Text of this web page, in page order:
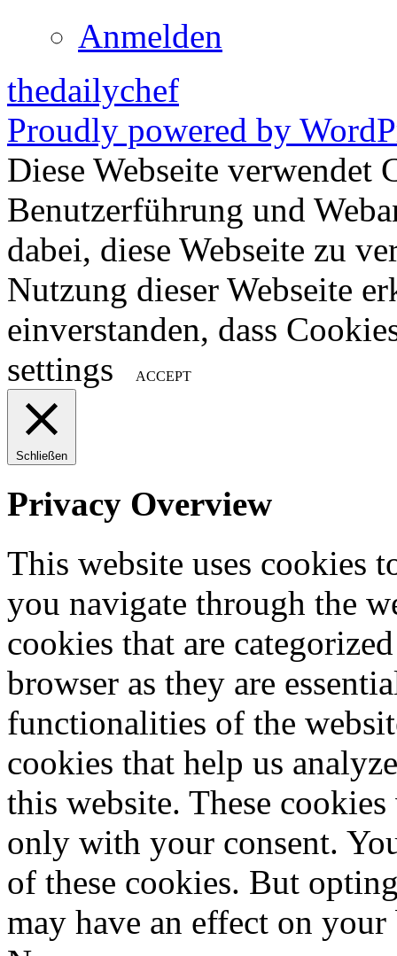
Anmelden
thedailychef
Proudly powered by
Diese Webseite verwendet
Benutzerführung und
dabei, diese Webseite zu
Nutzung dieser Webseite
einverstanden, dass
settings
ACCEPT
Schließen
Privacy Overview
This website uses cookies
you navigate through the
cookies that are
browser as they are
functionalities of the
cookies that help us
this website. These
only with your consent.
of these cookies. But
may have an effect on